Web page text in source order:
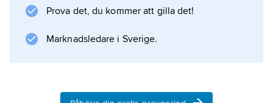
Prova det, du kommer att gilla det!
Marknadsledare i Sverige.